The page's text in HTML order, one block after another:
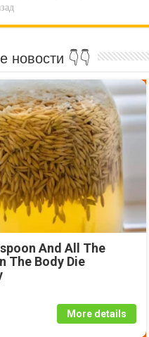
новости 👇👇
And All The
The Body Die
More details